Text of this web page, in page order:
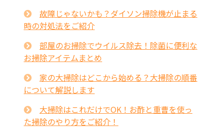
故障じゃないかも？ダイソン掃除機が止まる
時の対処法をご紹介
部屋のお掃除でウイルス除去！除菌に便利な
お掃除アイテムまとめ
家の大掃除はどこから始める？大掃除の順番
について解説します
大掃除はこれだけでOK！お酢と重曹を使っ
た掃除のやり方をご紹介！